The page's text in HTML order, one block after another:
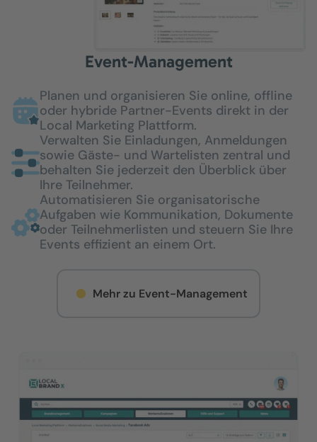
Event-Management
Planen und organisieren Sie online, offline
oder hybride Partner-Events direkt in der
Local Marketing Plattform.
Verwalten Sie Einladungen, Anmeldungen
sowie Gäste- und Wartelisten zentral und
behalten Sie jederzeit den Überblick über
Ihre Teilnehmer.
Automatisieren Sie organisatorische
Aufgaben wie Kommunikation, Dokumente
oder Teilnehmerlisten und steuern Sie Ihre
Events effizient an einem Ort.
Mehr zu Event-Management